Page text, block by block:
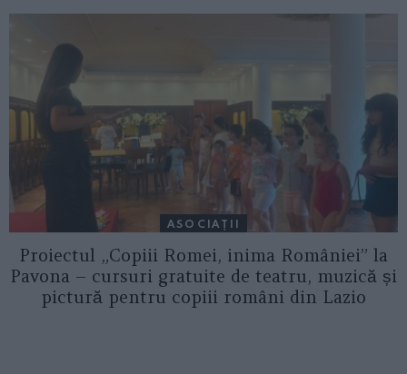
ASOCIAŢII
Proiectul „Copiii Romei, inima României” la
Pavona – cursuri gratuite de teatru, muzică și
pictură pentru copiii români din Lazio